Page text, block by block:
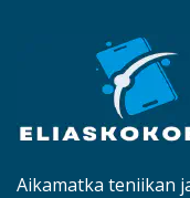
Aikamatka teniikan